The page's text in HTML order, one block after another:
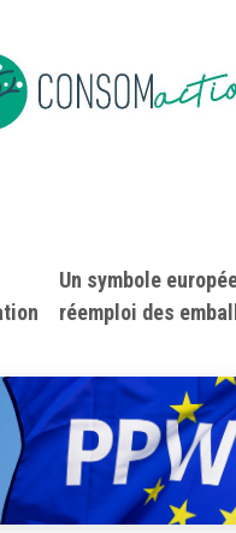
Un symbole
réemploi des